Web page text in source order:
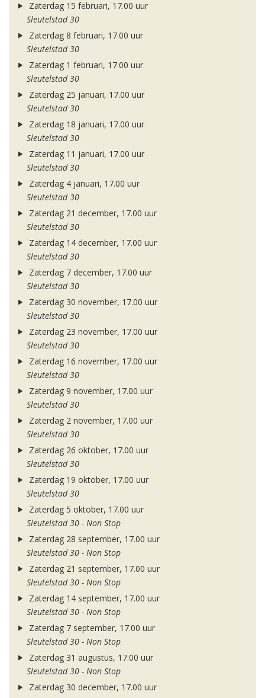
Zaterdag 15 februari, 17.00 uur
Sleutelstad 30
Zaterdag 8 februari, 17.00 uur
Sleutelstad 30
Zaterdag 1 februari, 17.00 uur
Sleutelstad 30
Zaterdag 25 januari, 17.00 uur
Sleutelstad 30
Zaterdag 18 januari, 17.00 uur
Sleutelstad 30
Zaterdag 11 januari, 17.00 uur
Sleutelstad 30
Zaterdag 4 januari, 17.00 uur
Sleutelstad 30
Zaterdag 21 december, 17.00 uur
Sleutelstad 30
Zaterdag 14 december, 17.00 uur
Sleutelstad 30
Zaterdag 7 december, 17.00 uur
Sleutelstad 30
Zaterdag 30 november, 17.00 uur
Sleutelstad 30
Zaterdag 23 november, 17.00 uur
Sleutelstad 30
Zaterdag 16 november, 17.00 uur
Sleutelstad 30
Zaterdag 9 november, 17.00 uur
Sleutelstad 30
Zaterdag 2 november, 17.00 uur
Sleutelstad 30
Zaterdag 26 oktober, 17.00 uur
Sleutelstad 30
Zaterdag 19 oktober, 17.00 uur
Sleutelstad 30
Zaterdag 5 oktober, 17.00 uur
Sleutelstad 30 - Non Stop
Zaterdag 28 september, 17.00 uur
Sleutelstad 30 - Non Stop
Zaterdag 21 september, 17.00 uur
Sleutelstad 30 - Non Stop
Zaterdag 14 september, 17.00 uur
Sleutelstad 30 - Non Stop
Zaterdag 7 september, 17.00 uur
Sleutelstad 30 - Non Stop
Zaterdag 31 augustus, 17.00 uur
Sleutelstad 30 - Non Stop
Zaterdag 30 december, 17.00 uur